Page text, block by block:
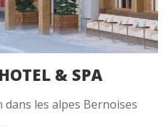
& SPA
dans les alpes Bernoises